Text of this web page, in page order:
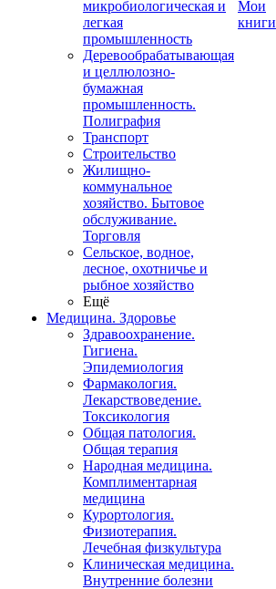
микробиологическая и
легкая
промышленность
Деревообрабатывающая
и целлюлозно-
бумажная
промышленность.
Полиграфия
Транспорт
Строительство
Жилищно-
коммунальное
хозяйство. Бытовое
обслуживание.
Торговля
Сельское, водное,
лесное, охотничье и
рыбное хозяйство
Ещё
Медицина. Здоровье
Здравоохранение.
Гигиена.
Эпидемиология
Фармакология.
Лекарствоведение.
Токсикология
Общая патология.
Общая терапия
Народная медицина.
Комплиментарная
медицина
Курортология.
Физиотерапия.
Лечебная физкультура
Клиническая медицина.
Внутренние болезни
Мои
книги